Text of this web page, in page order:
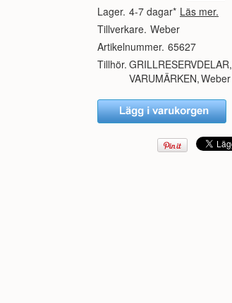
Lager. 4-7 dagar* Läs mer.
Tillverkare. Weber
Artikelnummer. 65627
Tillhör. GRILLRESERVDELAR,
VARUMÄRKEN,Weber